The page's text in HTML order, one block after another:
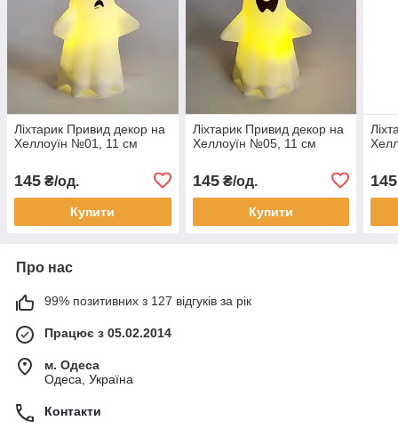
Ліхтарик Привид декор на
Хеллоуїн №01, 11 см
145 ₴/од.
Купити
Ліхтарик Привид декор на
Хеллоуїн №05, 11 см
145₴/од.
Купити
145
Про нас
99% позитивних з 127 відгуків за рік
Працює з 05.02.2014
м. Одеса
Одеса, Україна
Контакти